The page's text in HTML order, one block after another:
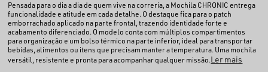
Pensada para o dia a dia de quem vive na correria, a Mochila CHRONIC entrega
funcionalidade e atitude em cada detalhe. O destaque fica para o patch
emborrachado aplicado na parte frontal, trazendo identidade forte e
acabamento diferenciado. O modelo conta com múltiplos compartimentos
para organização e um bolso térmico na parte inferior, ideal para transportar
bebidas, alimentos ou itens que precisam manter a temperatura. Uma mochila
versátil, resistente e pronta para acompanhar qualquer missão.Ler mais